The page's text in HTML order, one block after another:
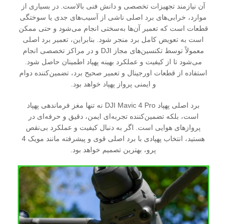
آن نیازمند تجهیزات تخصصی و دانش فنی بالاست. در بسیاری از
موارد، خرابی‌های برد اصلی ناشی از آسیب‌های جدی یا سوختگی
قطعات است که تعمیر آن‌ها به‌سختی انجام می‌شود و حتی ممکن
است به تعویض کامل برد منجر شود. بنابراین، تعمیر برد اصلی
معمولاً توسط تکنسین‌های مجاز DJI و در مراکز تخصصی انجام
می‌شود تا از کیفیت و عملکرد بهینه پهپاد اطمینان حاصل شود.
استفاده از قطعات اورجینال و تعمیر صحیح برد، تضمین‌کننده دوام
و ایمنی پرواز پهپاد خواهد بود.
برد اصلی پهپاد DJI Mavic 4 Pro نه تنها مغز فرماندهی پهپاد
است، بلکه تضمین‌کننده تجربه‌ای ایمن، دقیق و حرفه‌ای در
پروازهای هوایی است. اگر به دنبال کیفیت و عملکرد بی‌نقص
هستید، انتخاب پهپادی با برد اصلی قوی و پیشرفته مانند مویک 4
پرو، بهترین تصمیم خواهد بود.